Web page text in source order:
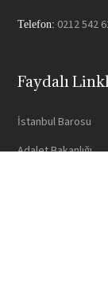
Telefon: 0212 542
Faydalı
İstanbul Barosu
Adalet Bakanlığı